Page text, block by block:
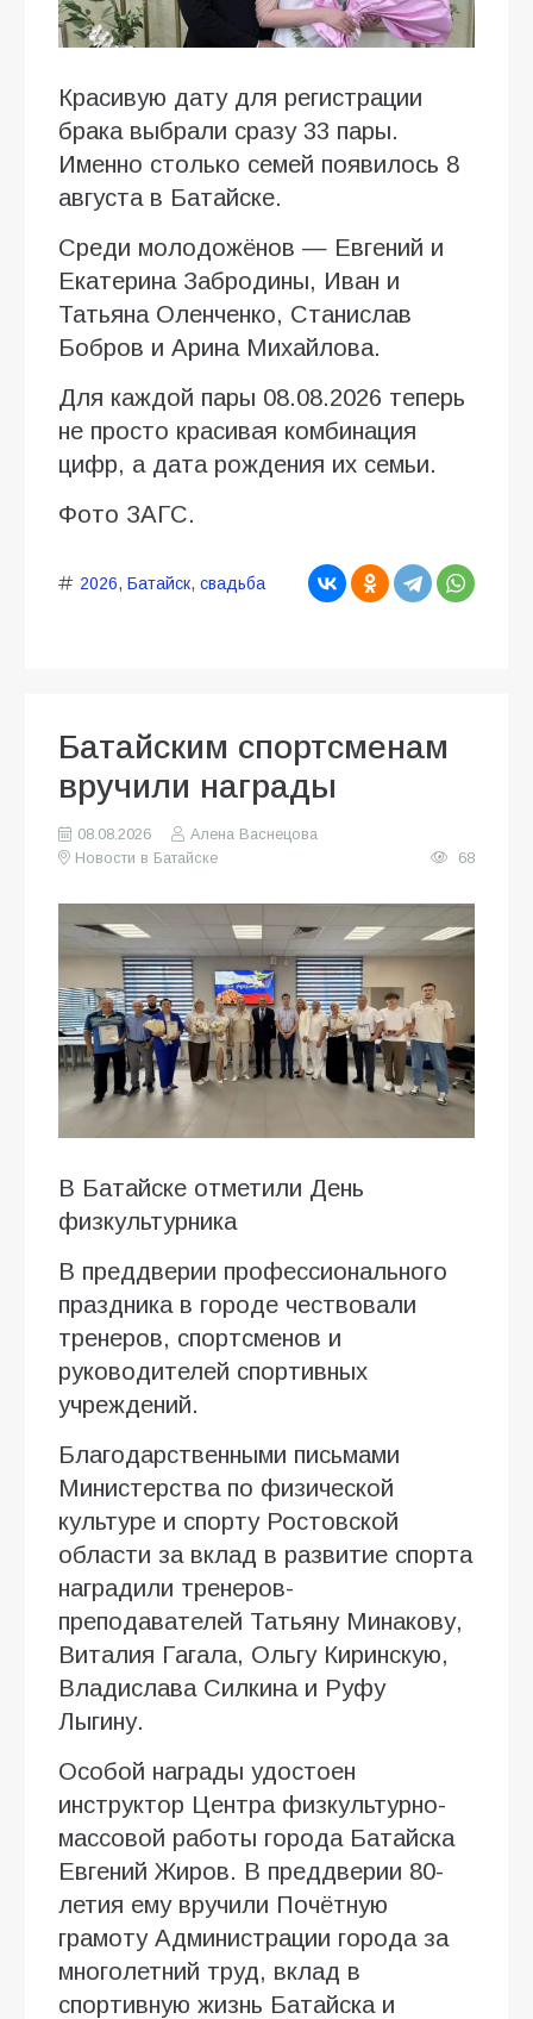
Красивую дату для регистрации
брака выбрали сразу 33 пары.
Именно столько семей появилось 8
августа в Батайске.
Среди молодожёнов — Евгений и
Екатерина Забродины, Иван и
Татьяна Оленченко, Станислав
Бобров и Арина Михайлова.
Для каждой пары 08.08.2026 теперь
не просто красивая комбинация
цифр, а дата рождения их семьи.
Фото ЗАГС.
2026, Батайск, свадьба
Батайским спортсменам
вручили награды
08.08.2026
Алена Васнецова
Новости в Батайске
68
В Батайске отметили День
физкультурника
В преддверии профессионального
праздника в городе чествовали
тренеров, спортсменов и
руководителей спортивных
учреждений.
Благодарственными письмами
Министерства по физической
культуре и спорту Ростовской
области за вклад в развитие спорта
наградили тренеров-
преподавателей Татьяну Минакову,
Виталия Гагала, Ольгу Киринскую,
Владислава Силкина и Руфу
Лыгину.
Особой награды удостоен
инструктор Центра физкультурно-
массовой работы города Батайска
Евгений Жиров. В преддверии 80-
летия ему вручили Почётную
грамоту Администрации города за
многолетний труд, вклад в
спортивную жизнь Батайска и